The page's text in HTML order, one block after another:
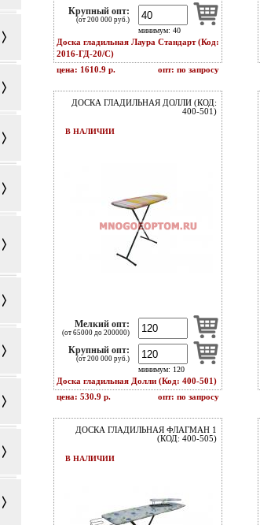
Крупный опт:
(от 200 000 руб.)
минимум: 40
Доска гладильная Лаура Стандарт (Код:
2016-ГД-20/С)
цена: 1610.9 р.
опт: по запросу
ДОСКА ГЛАДИЛЬНАЯ ДОЛЛИ (КОД:
400-501)
В НАЛИЧИИ
Мелкий опт:
(от 65000 до 200000)
Крупный опт:
(от 200 000 руб.)
минимум: 120
Доска гладильная Долли (Код: 400-501)
цена: 530.9 р.
опт: по запросу
ДОСКА ГЛАДИЛЬНАЯ ФЛАГМАН 1
(КОД: 400-505)
В НАЛИЧИИ